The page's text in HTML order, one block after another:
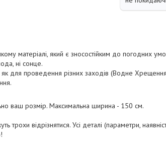
матеріалі, який є зносостійким до погодних
ні сонце.
для проведення різних заходів (Водне Хрещення,
ваш розмір. Максимальна ширина - 150 см.
відрізнятися. Усі деталі (параметри,